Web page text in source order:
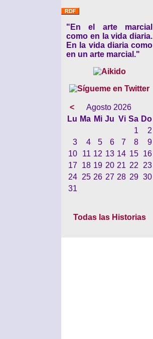
"En el arte marcial
como en la vida diaria.
En la vida diaria como
en un arte marcial."
<
Agosto 2026
Lu Ma Mi Ju Vi Sa Do
1
2
3
4 5 6 7 8
9
10
11 12 13 14 15
16
17
18 19 20 21 22
23
24
25 26 27 28 29 30
31
Todas las Historias